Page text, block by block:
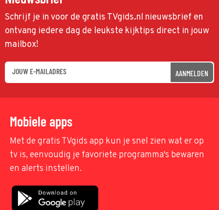
Schrijf je in voor de gratis TVgids.nl nieuwsbrief en
ontvang iedere dag de leukste kijktips direct in jouw
mailbox!
AANMELDEN
Mobiele apps
Met de gratis TVgids app kun je snel zien wat er op
tv is, eenvoudig je favoriete programma's bewaren
en alerts instellen.